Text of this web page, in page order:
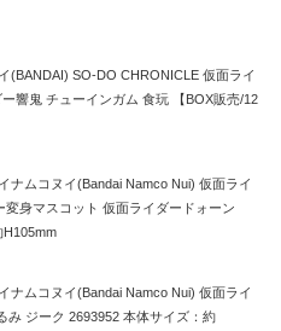
(BANDAI) SO-DO CHRONICLE 仮面ライ
響鬼 チューインガム 食玩 【BOX販売/12
ナムコヌイ(Bandai Namco Nui) 仮面ライ
変身マスコット 仮面ライダードォーン
H105mm
ナムコヌイ(Bandai Namco Nui) 仮面ライ
み ジーク 2693952 本体サイズ：約